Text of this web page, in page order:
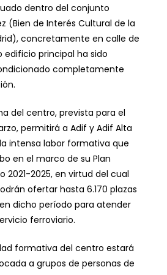
dentro del conjunto
(Bien de Interés Cultural de la
concretamente en calle de
edificio principal ha sido
completamente
del centro, prevista para el
permitirá a Adif y Adif Alta
intensa labor formativa que
en el marco de su Plan
2021-2025, en virtud del cual
ofertar hasta 6.170 plazas
dicho período para atender
ferroviario.
formativa del centro estará
a grupos de personas de